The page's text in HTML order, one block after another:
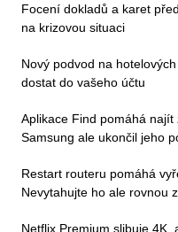
Focení dokladů a karet
na krizovou situaci
Nový podvod na
dostat do vašeho účtu
Aplikace Find pomáhá najít
Samsung ale ukončil jeho
Restart routeru pomáhá
Nevytahujte ho ale rovnou
Netflix Premium slibuje